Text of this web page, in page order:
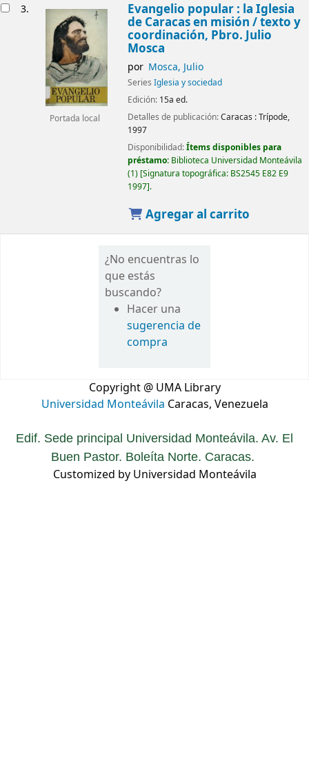
3.
Portada local
Evangelio popular : la Iglesia
de Caracas en misión /texto y
coordinación, Pbro. Julio
Mosca
por Mosca, Julio
Series Iglesia y sociedad
Edición: 15a ed.
Detalles de publicación:Caracas :Trípode,
1997
Disponibilidad:Ítems disponibles para
préstamo: Biblioteca Universidad Monteávila
(1) Signatura topográfica: BS2545 E82 E9
1997 .
Agregar al carrito
¿No encuentras lo
que estás
buscando?
Hacer una
sugerencia de
compra
Copyright @ UMA Library
Universidad Monteávila Caracas, Venezuela
Edif. Sede principal Universidad Monteávila. Av. El
Buen Pastor. Boleíta Norte. Caracas.
Customized by Universidad Monteávila